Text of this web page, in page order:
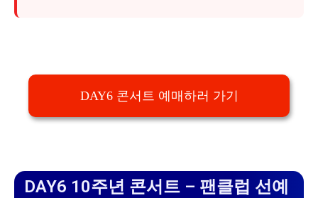
DAY6 콘서트 예매하러 가기
DAY6 10주년 콘서트 – 팬클럽 선예